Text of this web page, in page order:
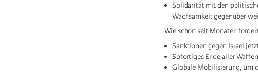
Solidarität mit den
Wachsamkeit gegenüber
Wie schon seit Monaten
Sanktionen gegen Israel
Sofortiges Ende aller
Globale Mobilisierung, um